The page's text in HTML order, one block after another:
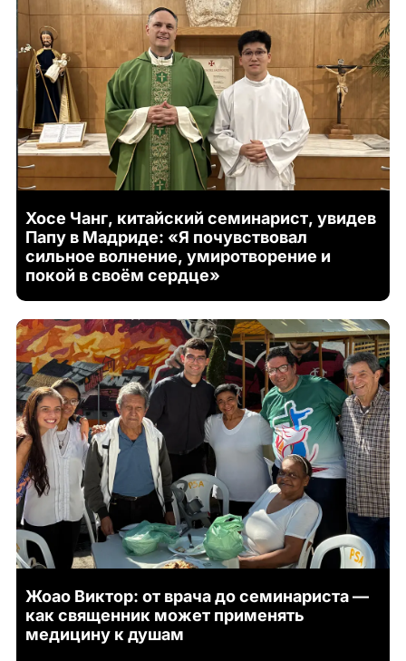
Хосе Чанг, китайский семинарист, увидев
Папу в Мадриде: «Я почувствовал
сильное волнение, умиротворение и
покой в своём сердце»
Жоао Виктор: от врача до семинариста —
как священник может применять
медицину к душам